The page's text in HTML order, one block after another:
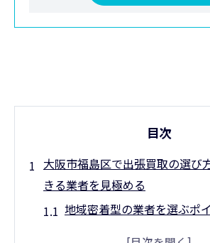
目次
大阪市福島区で出張買取の選び
きる業者を見極める
地域密着型の業者を選ぶポ
過去の利用者の声を活用する